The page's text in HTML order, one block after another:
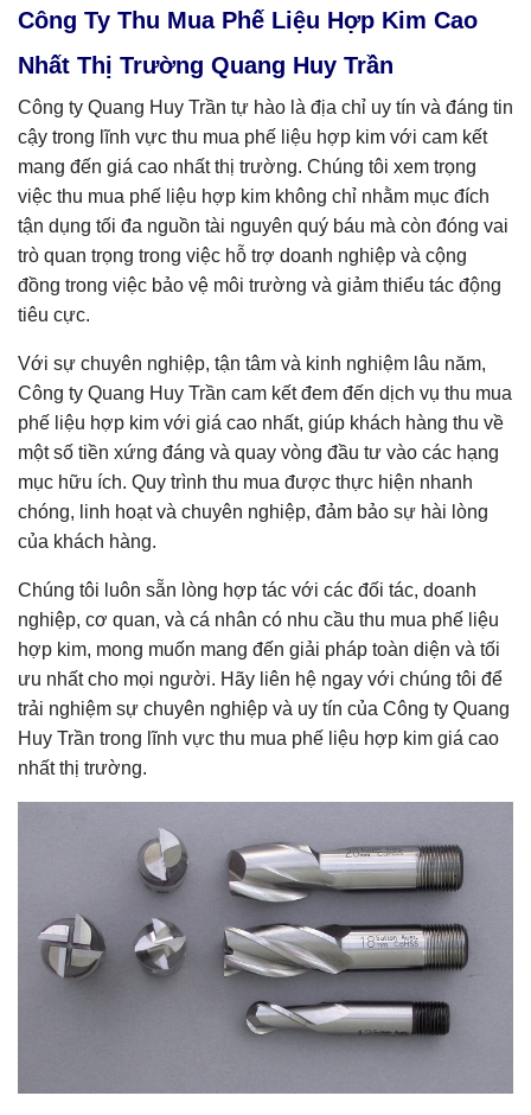
Công Ty Thu Mua Phế Liệu Hợp Kim Cao
Nhất Thị Trường Quang Huy Trần
Công ty Quang Huy Trần tự hào là địa chỉ uy tín và đáng tin
cậy trong lĩnh vực thu mua phế liệu hợp kim với cam kết
mang đến giá cao nhất thị trường. Chúng tôi xem trọng
việc thu mua phế liệu hợp kim không chỉ nhằm mục đích
tận dụng tối đa nguồn tài nguyên quý báu mà còn đóng vai
trò quan trọng trong việc hỗ trợ doanh nghiệp và cộng
đồng trong việc bảo vệ môi trường và giảm thiểu tác động
tiêu cực.
Với sự chuyên nghiệp, tận tâm và kinh nghiệm lâu năm,
Công ty Quang Huy Trần cam kết đem đến dịch vụ thu mua
phế liệu hợp kim với giá cao nhất, giúp khách hàng thu về
một số tiền xứng đáng và quay vòng đầu tư vào các hạng
mục hữu ích. Quy trình thu mua được thực hiện nhanh
chóng, linh hoạt và chuyên nghiệp, đảm bảo sự hài lòng
của khách hàng.
Chúng tôi luôn sẵn lòng hợp tác với các đối tác, doanh
nghiệp, cơ quan, và cá nhân có nhu cầu thu mua phế liệu
hợp kim, mong muốn mang đến giải pháp toàn diện và tối
ưu nhất cho mọi người. Hãy liên hệ ngay với chúng tôi để
trải nghiệm sự chuyên nghiệp và uy tín của Công ty Quang
Huy Trần trong lĩnh vực thu mua phế liệu hợp kim giá cao
nhất thị trường.